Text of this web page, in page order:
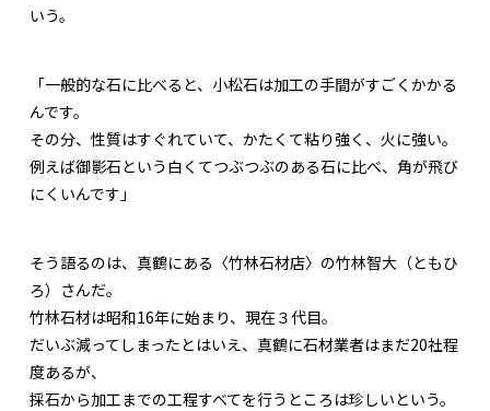
いう。
「一般的な石に比べると、小松石は加工の手間がすごくかかる
んです。
その分、性質はすぐれていて、かたくて粘り強く、火に強い。
例えば御影石という白くてつぶつぶのある石に比べ、角が飛び
にくいんです」
そう語るのは、真鶴にある〈竹林石材店〉の竹林智大（ともひ
ろ）さんだ。
竹林石材は昭和16年に始まり、現在３代目。
だいぶ減ってしまったとはいえ、真鶴に石材業者はまだ20社程
度あるが、
採石から加工までの工程すべてを行うところは珍しいという。